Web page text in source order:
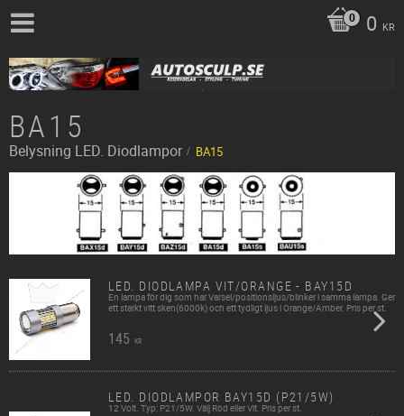
0 KR
BA15
Belysning LED. Diodlampor BA15
LED. DIODLAMPA VIT/ORANGE - BAY15D
En lampa för dig som har Varsel/positionsljus/blinker i samma lampa. Ger
ett starkt vitt sken(6000k) och ett tydligt ljus i Orange/Amber. Pris per st.
145 KR
LED. DIODLAMPOR BAY15D (P21/5W)
12 Volt. Typ: P21/5W. Välj Röd eller Vit. Pris per st.